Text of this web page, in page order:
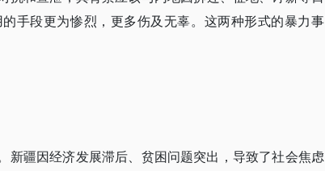
手段更为惨烈，更多伤及无辜。这两种形式的暴力事
新疆因经济发展滞后、贫困问题突出，导致了社会焦虑